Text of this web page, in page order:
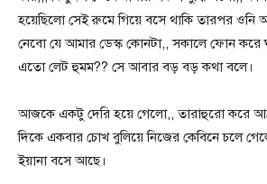
হয়েছিলো সেই রুমে গিয়ে বসে থাকি তারপর
নেবো যে আমার ডেস্ক কোনটা,, সকালে ফোন করে
এতো লেট হুমম?? সে আবার বড় বড় কথা বলে।
আজকে একটু দেরি হয়ে গেলো,, তারাহুরো করে
দিকে একবার চোখ বুলিয়ে নিজের কেবিনে চলে
ইয়ানা বসে আছে।